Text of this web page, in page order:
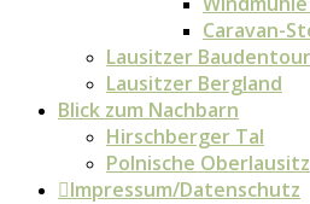
Caravan-
Lausitzer Baudentour
Lausitzer Bergland
Blick zum Nachbarn
Hirschberger Tal
Polnische Oberlausitz
Impressum/Datenschutz